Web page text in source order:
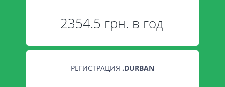
2354.5 грн. в год
РЕГИСТРАЦИЯ .DURBAN